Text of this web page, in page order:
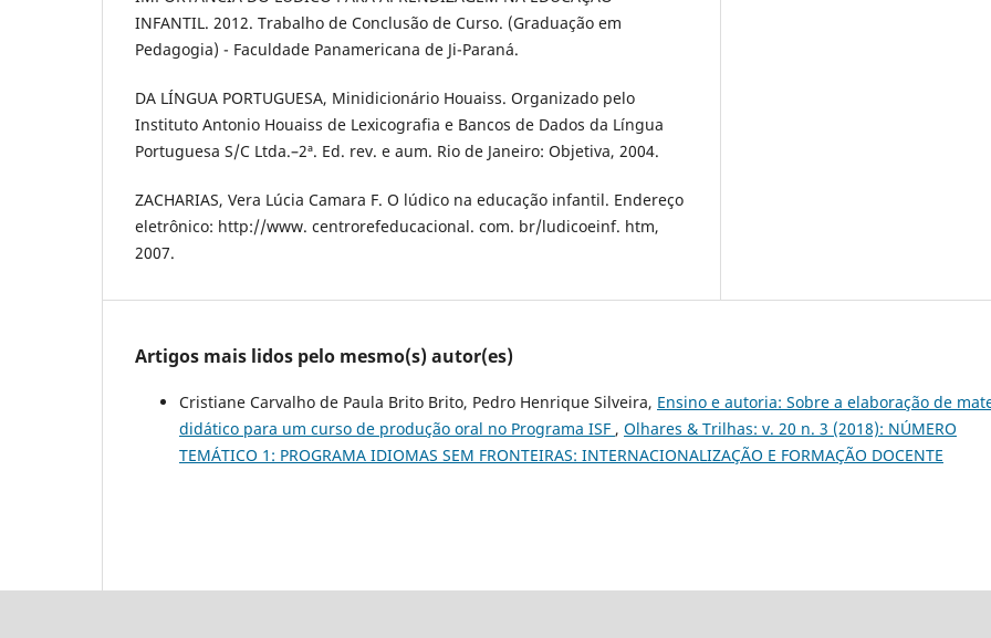
INFANTIL. 2012. Trabalho de Conclusão de Curso. (Graduação em
Pedagogia) - Faculdade Panamericana de Ji-Paraná.
DA LÍNGUA PORTUGUESA, Minidicionário Houaiss. Organizado pelo
Instituto Antonio Houaiss de Lexicografia e Bancos de Dados da Língua
Portuguesa S/C Ltda.–2ª. Ed. rev. e aum. Rio de Janeiro: Objetiva, 2004.
ZACHARIAS, Vera Lúcia Camara F. O lúdico na educação infantil. Endereço
eletrônico: http://www. centrorefeducacional. com. br/ludicoeinf. htm,
2007.
Artigos mais lidos pelo mesmo(s) autor(es)
Cristiane Carvalho de Paula Brito Brito, Pedro Henrique Silveira, Ensino e autoria: Sobre a elaboração de
didático para um curso de produção oral no Programa ISF , Olhares & Trilhas: v. 20 n. 3 (2018): NÚMERO
TEMÁTICO 1: PROGRAMA IDIOMAS SEM FRONTEIRAS: INTERNACIONALIZAÇÃO E FORMAÇÃO DOCENTE